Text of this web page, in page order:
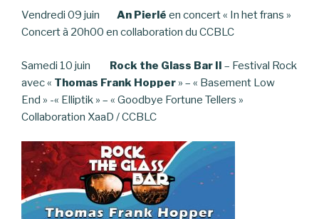
Vendredi 09 juin An Pierlé en concert « In het frans »
Concert à 20h00 en collaboration du CCBLC
Samedi 10 juin Rock the Glass Bar II – Festival Rock
avec « Thomas Frank Hopper » – « Basement Low
End » -« Elliptik » – « Goodbye Fortune Tellers »
Collaboration XaaD / CCBLC